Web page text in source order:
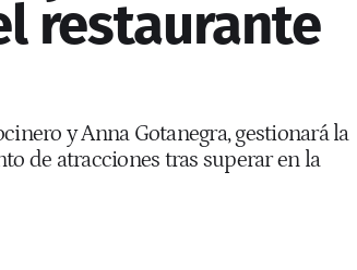
restaurante
y Anna Gotanegra, gestionará la
de atracciones tras superar en la